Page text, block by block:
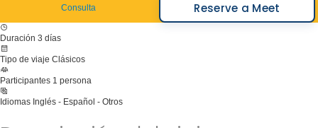
Consulta
Reserve a Meet
Duración 3 días
Tipo de viaje Clásicos
Participantes 1 persona
Idiomas Inglés - Español - Otros